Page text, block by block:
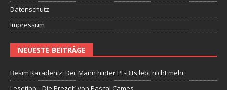
Datenschutz
Impressum
NEUESTE BEITRÄGE
Besim Karadeniz: Der Mann hinter PF-Bits lebt nicht mehr